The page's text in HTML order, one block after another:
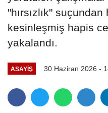
"hırsızlık"
kesinleşmiş hapis
yakalandı.
ASAYİŞ 30 Haziran 2026 -